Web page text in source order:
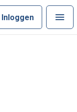
Inloggen